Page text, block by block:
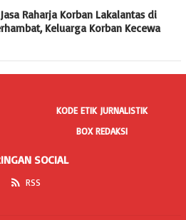
Raharja Korban Lakalantas di
Keluarga Korban Kecewa
KODE ETIK JURNALISTIK
BOX REDAKSI
SOCIAL
RSS